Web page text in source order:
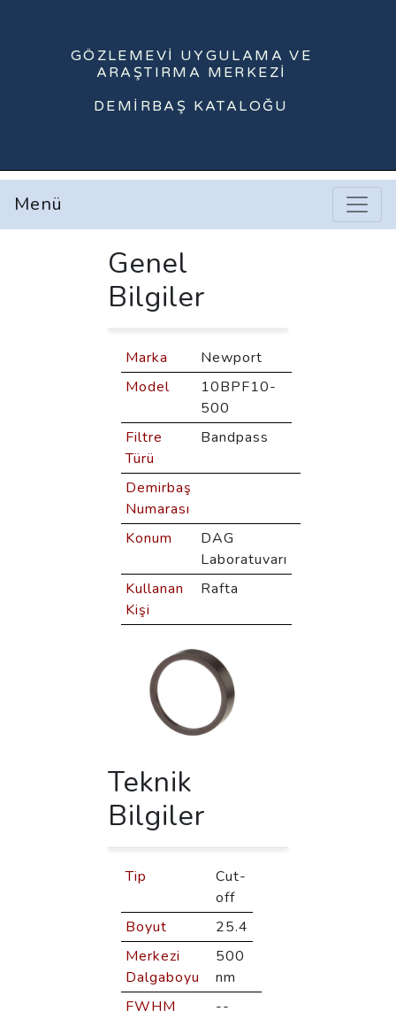
GÖZLEMEVI UYGULAMA VE
ARAŞTIRMA MERKEZI
DEMIRBAŞ KATALOĞU
Menü
Genel
Bilgiler
Marka
Newport
Model
10BPF10-
500
Filtre
Türü
Bandpass
Demirbaş
Numarası
Konum
DAG
Laboratuvarı
Kullanan
Kişi
Rafta
Teknik
Bilgiler
Tip
Cut-
off
Boyut
25.4
Merkezi
Dalgaboyu
500
nm
FWHM
--